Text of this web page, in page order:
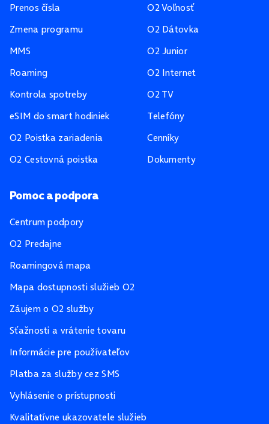
Prenos čísla
Zmena programu
MMS
Roaming
Kontrola spotreby
eSIM do smart hodiniek
O2 Poistka zariadenia
O2 Cestovná poistka
O2 Voľnosť
O2 Dátovka
O2 Junior
O2 Internet
O2 TV
Telefóny
Cenníky
Dokumenty
Pomoc a podpora
Centrum podpory
O2 Predajne
Roamingová mapa
Mapa dostupnosti služieb O2
Záujem o O2 služby
Sťažnosti a vrátenie tovaru
Informácie pre používateľov
Platba za služby cez SMS
Vyhlásenie o prístupnosti
Kvalitatívne ukazovatele služieb